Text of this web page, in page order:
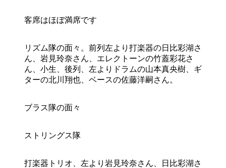
客席はほぼ満席です
リズム隊の面々。前列左より打楽器の日比彩湖さ
ん、岩見玲奈さん、エレクトーンの竹蓋彩花さ
ん、小生、後列、左よりドラムの山本真央樹、ギ
ターの北川翔也、ベースの佐藤洋嗣さん。
ブラス隊の面々
ストリングス隊
打楽器トリオ、左より岩見玲奈さん、日比彩湖さ